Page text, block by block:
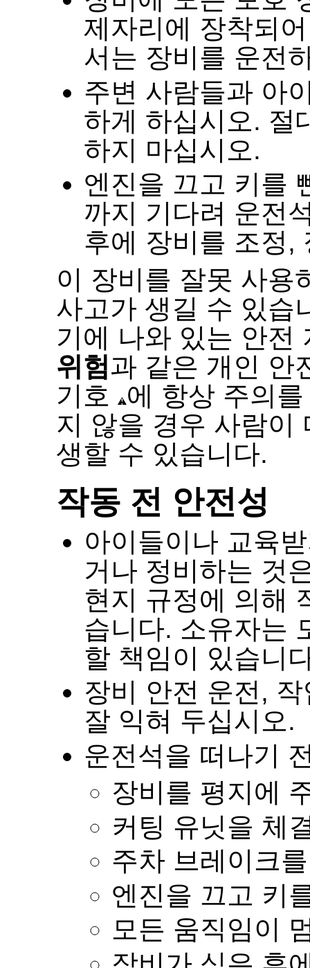
제자리에 장착되
서는 장비를 운전
주변 사람들과 아
하게 하십시오. 절
하지 마십시오.
엔진을 끄고 키를
까지 기다려 운전
후에 장비를 조정,
이 장비를 잘못 사용
사고가 생길 수 있습
기에 나와 있는 안전
위험과 같은 개인 안
기호
에 항상 주의
지 않을 경우 사람이
생할 수 있습니다.
작동 전 안전성
아이들이나 교육
거나 정비하는 것
현지 규정에 의해
습니다. 소유자는
할 책임이 있습니
장비 안전 운전 ,
잘 익혀 두십시오.
운전석을 떠나기
장비를 평지에
커팅 유닛을 체
주차 브레이크
엔진을 끄고 키
모든 움직임이